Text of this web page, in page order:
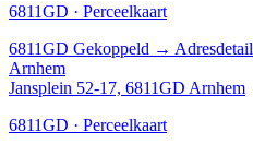
6811GD · Perceelkaart
6811GD Gekoppeld →
Arnhem
Jansplein 52-17, 6811GD Arnhem
6811GD · Perceelkaart